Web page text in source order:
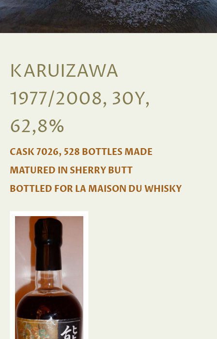
KARUIZAWA
1977/2008, 30Y,
62,8%
CASK 7026, 528 BOTTLES MADE
MATURED IN SHERRY BUTT
BOTTLED FOR LA MAISON DU WHISKY